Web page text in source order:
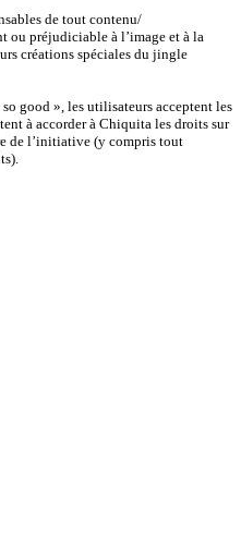
de tout contenu/
ou préjudiciable à l’image et à la
créations spéciales du jingle
good », les utilisateurs acceptent les
à accorder à Chiquita les droits sur
de l’initiative (y compris tout